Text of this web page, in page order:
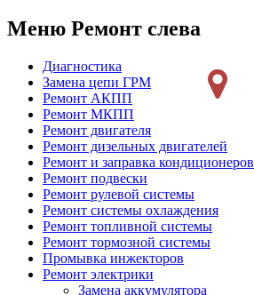
Меню Ремонт слева
Диагностика
Замена цепи ГРМ
Ремонт АКПП
Ремонт МКПП
Ремонт двигателя
Ремонт дизельных двигателей
Ремонт и заправка кондиционеров
Ремонт подвески
Ремонт рулевой системы
Ремонт системы охлаждения
Ремонт топливной системы
Ремонт тормозной системы
Промывка инжекторов
Ремонт электрики
Замена аккумулятора